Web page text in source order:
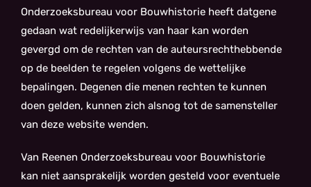
Onderzoeksbureau voor Bouwhistorie heeft datgene
gedaan wat redelijkerwijs van haar kan worden
gevergd om de rechten van de auteursrechthebbende
op de beelden te regelen volgens de wettelijke
bepalingen. Degenen die menen rechten te kunnen
doen gelden, kunnen zich alsnog tot de samensteller
van deze website wenden.
Van Reenen Onderzoeksbureau voor Bouwhistorie
kan niet aansprakelijk worden gesteld voor eventuele